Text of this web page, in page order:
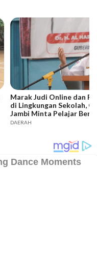
Marak Judi Online dan
di Lingkungan Sekolah,
Jambi Minta Pelajar
DAERAH